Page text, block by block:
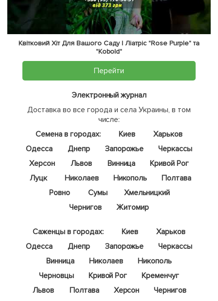
Квітковий Хіт Для Вашого Саду | Ліатріс "Rose Purple" та
"Kobold"
Перейти
Электронный журнал
Доставка во все города и села Украины, в том
числе:
Семена в городах:
Киев
Харьков
Одесса
Днепр Запорожье
Черкассы
Херсон
Львов Винница
Кривой Рог
Луцк
Николаев Никополь
Полтава
Ровно
Сумы
Хмельницкий
Чернигов
Житомир
Саженцы в городах: Киев
Харьков
Одесса
Днепр Запорожье
Черкассы
Винница
Николаев
Никополь
Черновцы
Кривой Рог
Кременчуг
Львов
Полтава Херсон
Чернигов